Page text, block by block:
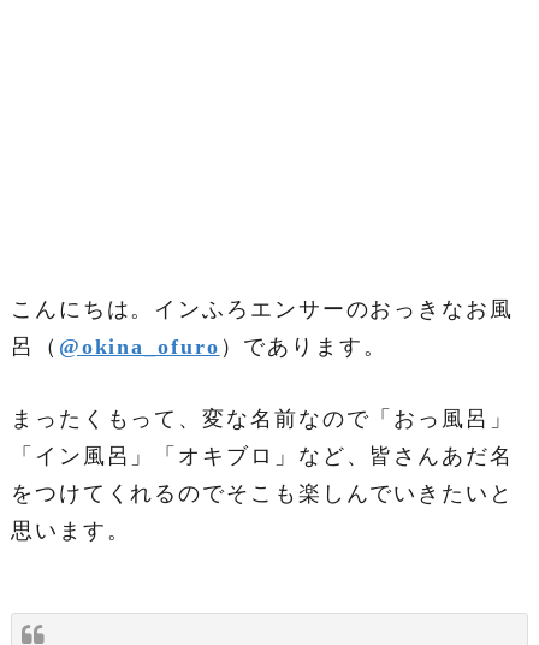
こんにちは。インふろエンサーのおっきなお風
呂（ @okina_ofuro ）であります。
まったくもって、変な名前なので「おっ風呂」
「イン風呂」「オキブロ」など、皆さんあだ名
をつけてくれるのでそこも楽しんでいきたいと
思います。